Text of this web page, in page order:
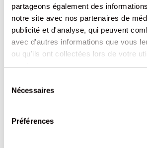
partageons également des
notre site avec nos partenaires de
publicité et d'analyse, qui peuvent
avec d'autres informations que vous
ou qu'ils ont collectées lors de votre
Nécessaires
Préférences
CARACTÉRISTIQUES
DOCUMENTATION
PRODUITS QUI POURRAIENT VOUS